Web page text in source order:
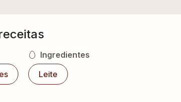
Ingredientes
Leite